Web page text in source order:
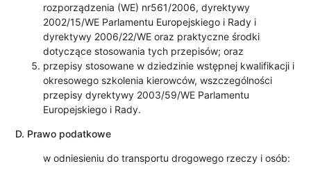
rozporządzenia (WE) nr561/2006, dyrektywy
2002/15/WE Parlamentu Europejskiego i Rady i
dyrektywy 2006/22/WE oraz praktyczne środki
dotyczące stosowania tych przepisów; oraz
przepisy stosowane w dziedzinie wstępnej kwalifikacji i
okresowego szkolenia kierowców, wszczególności
przepisy dyrektywy 2003/59/WE Parlamentu
Europejskiego i Rady.
D. Prawo podatkowe
w odniesieniu do transportu drogowego rzeczy i osób: